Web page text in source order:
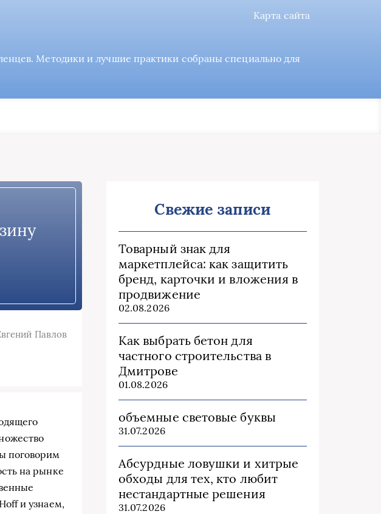
Карта сайта
Методики и лучшие практики собраны специально для
Павлов
поговорим
на рынке
и узнаем,
Свежие записи
Товарный знак для
маркетплейса: как защитить
бренд, карточки и вложения в
продвижение
02.08.2026
Как выбрать бетон для
частного строительства в
Дмитрове
01.08.2026
объемные световые буквы
31.07.2026
Абсурдные ловушки и хитрые
обходы для тех, кто любит
нестандартные решения
31.07.2026